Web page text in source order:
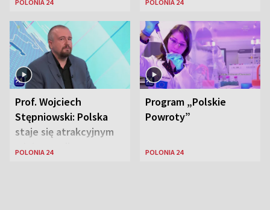
Zjednoczonych
POLONIA 24 POLONIA 24
Prof. Wojciech
Stępniowski: Polska
staje się atrakcyjnym
POLONIA 24
Program „Polskie
Powroty”
POLONIA 24